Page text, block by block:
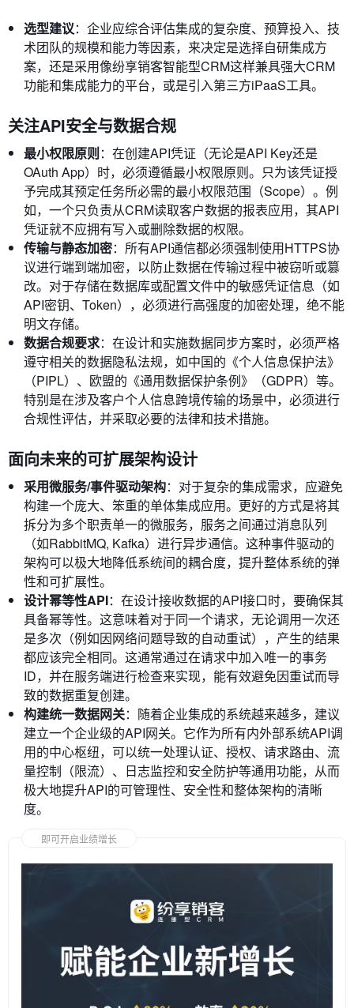
选型建议：企业应综合评估集成的复杂度、预算投入、技
术团队的规模和能力等因素，来决定是选择自研集成方
案，还是采用像纷享销客智能型CRM这样兼具强大CRM
功能和集成能力的平台，或是引入第三方iPaaS工具。
关注API安全与数据合规
最小权限原则：在创建API凭证（无论是API Key还是
OAuth App）时，必须遵循最小权限原则。只为该凭证授
予完成其预定任务所必需的最小权限范围（Scope）。例
如，一个只负责从CRM读取客户数据的报表应用，其API
凭证就不应拥有写入或删除数据的权限。
传输与静态加密：所有API通信都必须强制使用HTTPS协
议进行端到端加密，以防止数据在传输过程中被窃听或篡
改。对于存储在数据库或配置文件中的敏感凭证信息（如
API密钥、Token），必须进行高强度的加密处理，绝不能
明文存储。
数据合规要求：在设计和实施数据同步方案时，必须严格
遵守相关的数据隐私法规，如中国的《个人信息保护法》
（PIPL）、欧盟的《通用数据保护条例》（GDPR）等。
特别是在涉及客户个人信息跨境传输的场景中，必须进行
合规性评估，并采取必要的法律和技术措施。
面向未来的可扩展架构设计
采用微服务/事件驱动架构：对于复杂的集成需求，应避免
构建一个庞大、笨重的单体集成应用。更好的方式是将其
拆分为多个职责单一的微服务，服务之间通过消息队列
（如RabbitMQ, Kafka）进行异步通信。这种事件驱动的
架构可以极大地降低系统间的耦合度，提升整体系统的弹
性和可扩展性。
设计幂等性API：在设计接收数据的API接口时，要确保其
具备幂等性。这意味着对于同一个请求，无论调用一次还
是多次（例如因网络问题导致的自动重试），产生的结果
都应该完全相同。这通常通过在请求中加入唯一的事务
ID，并在服务端进行检查来实现，能有效避免因重试而导
致的数据重复创建。
构建统一数据网关：随着企业集成的系统越来越多，建议
建立一个企业级的API网关。它作为所有内外部系统API调
用的中心枢纽，可以统一处理认证、授权、请求路由、流
量控制（限流）、日志监控和安全防护等通用功能，从而
极大地提升API的可管理性、安全性和整体架构的清晰
度。
即可开启业绩增长